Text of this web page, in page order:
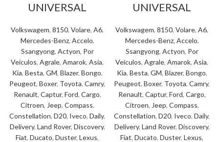
UNIVERSAL
Volkswagem, 8150, Volare, A6,
Mercedes-Benz, Accelo,
Ssangyong, Actyon, Por
Veículos, Agrale, Amarok, Asia,
Kia, Besta, GM, Blazer, Bongo,
Peugeot, Boxer, Toyota, Camry,
Renault, Captur, Ford, Cargo,
Citroen, Jeep, Compass,
Constellation, D20, Iveco, Daily,
Delivery, Land Rover, Discovery,
Fiat, Ducato, Duster, Lexus,
UNIVERSAL
Volkswagem, 8150, Volare, A6,
Mercedes-Benz, Accelo,
Ssangyong, Actyon, Por
Veículos, Agrale, Amarok, Asia,
Kia, Besta, GM, Blazer, Bongo,
Peugeot, Boxer, Toyota, Camry,
Renault, Captur, Ford, Cargo,
Citroen, Jeep, Compass,
Constellation, D20, Iveco, Daily,
Delivery, Land Rover, Discovery,
Fiat, Ducato, Duster, Lexus,